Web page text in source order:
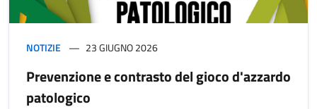
NOTIZIE 23 GIUGNO 2026
Prevenzione e contrasto del gioco d'azzardo
patologico